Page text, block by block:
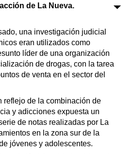
Farmacias
Transportes
Loterías
Fúnebres
Edictos
Teléfonos de urgencia
de La Nueva.
una investigación judicial
eran utilizados como
líder de una organización
de drogas, con la tarea
de venta en el sector del
reflejo de la combinación de
y adicciones expuesta un
de notas realizadas por La
en la zona sur de la
jóvenes y adolescentes.